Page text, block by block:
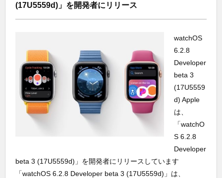
(17U5559d)」を開発者にリリース
watchOS
6.2.8
Developer
beta 3
(17U5559
d) Apple
は、
「watchO
S 6.2.8
Developer
beta 3 (17U5559d)」を開発者にリリースしています
「watchOS 6.2.8 Developer beta 3 (17U5559d)」は、